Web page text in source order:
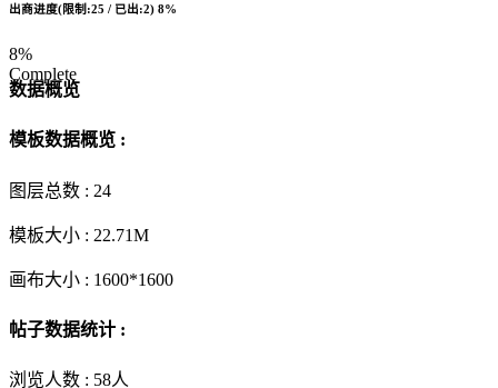
出商进度(限制:25 / 已出:2) 8%
8%
Complete
数据概览
模板数据概览 :
图层总数 : 24
模板大小 : 22.71M
画布大小 : 1600*1600
帖子数据统计 :
浏览人数 : 58人